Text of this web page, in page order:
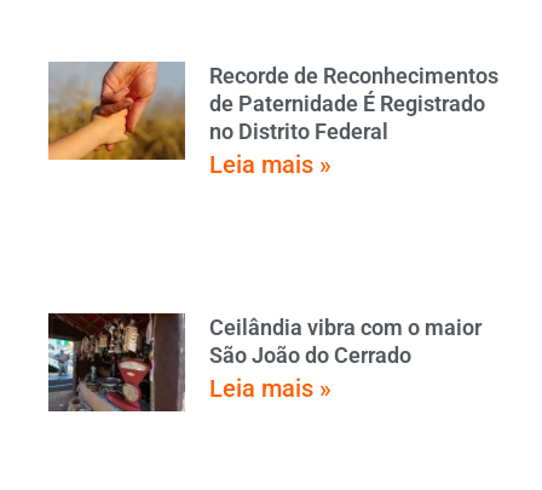
Recorde de Reconhecimentos
de Paternidade É Registrado
no Distrito Federal
Leia mais »
Ceilândia vibra com o maior
São João do Cerrado
Leia mais »